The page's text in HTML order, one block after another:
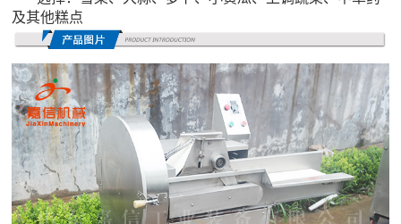
及其他糕点